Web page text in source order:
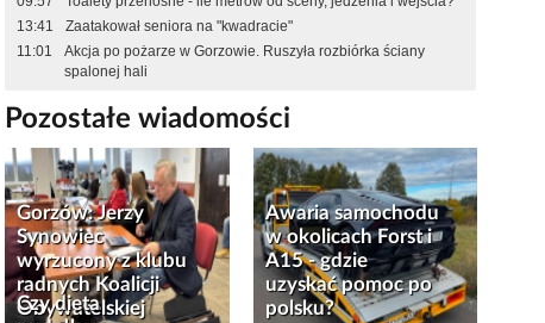
13:41
Zaatakował seniora na "kwadracie"
11:01
Akcja po pożarze w Gorzowie. Ruszyła rozbiórka ściany
spalonej hali
Pozostałe wiadomości
Gorzów: Jerzy
Synowiec
wyrzucony z klubu
radnych Koalicji
Obywatelskiej
Awaria samochodu
w okolicach Forst i
A15 - gdzie
uzyskać pomoc po
polsku?
Czy dieta